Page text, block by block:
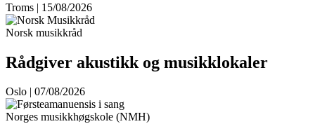
Troms | 15/08/2026
Norsk musikkråd
Rådgiver akustikk og musikklokaler
Oslo | 07/08/2026
Norges musikkhøgskole (NMH)